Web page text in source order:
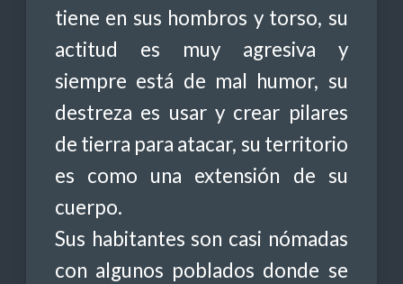
tiene en sus hombros y torso, su
actitud es muy agresiva y
siempre está de mal humor, su
destreza es usar y crear pilares
de tierra para atacar, su territorio
es como una extensión de su
cuerpo.
Sus habitantes son casi nómadas
con algunos poblados donde se